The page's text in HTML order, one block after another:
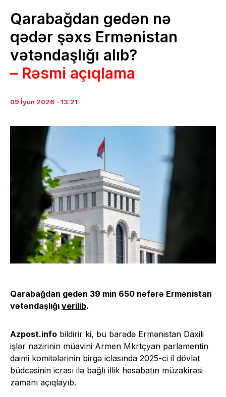
Qarabağdan gedən nə
qədər şəxs Ermənistan
vətəndaşlığı alıb?
– Rəsmi açıqlama
09 İyun 2026 - 13:21
Qarabağdan gedən 39 min 650 nəfərə Ermənistan
vətəndaşlığı verilib.
Azpost.info bildirir ki, bu barədə Ermənistan Daxili
işlər nazirinin müavini Armen Mkrtçyan parlamentin
daimi komitələrinin birgə iclasında 2025-ci il dövlət
büdcəsinin icrası ilə bağlı illik hesabatın müzakirəsi
zamanı açıqlayıb.